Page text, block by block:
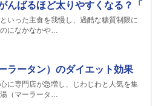
んばるほど太りやすくなる？「
いった主食を我慢し、過酷な糖質制限に
になかなかや…
ラータン）のダイエット効果
に専門店が急増し、じわじわと人気を集
（マーラータ…